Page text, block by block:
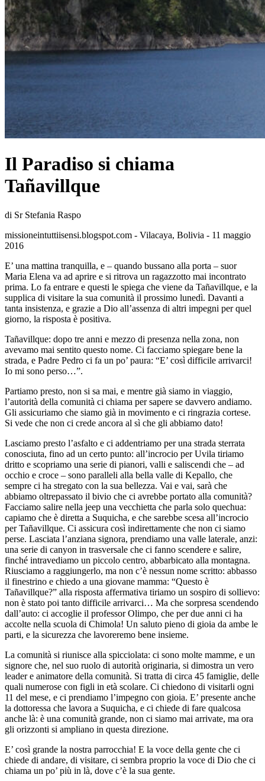
Il Paradiso si chiama
Tañavillque
di Sr Stefania Raspo
missioneintuttiisensi.blogspot.com - Vilacaya, Bolivia - 11 maggio
2016
E’ una mattina tranquilla, e – quando bussano alla porta – suor
Maria Elena va ad aprire e si ritrova un ragazzotto mai incontrato
prima. Lo fa entrare e questi le spiega che viene da Tañavillque, e la
supplica di visitare la sua comunità il prossimo lunedì. Davanti a
tanta insistenza, e grazie a Dio all’assenza di altri impegni per quel
giorno, la risposta è positiva.
Tañavillque: dopo tre anni e mezzo di presenza nella zona, non
avevamo mai sentito questo nome. Ci facciamo spiegare bene la
strada, e Padre Pedro ci fa un po’ paura: “E’ così difficile arrivarci!
Io mi sono perso…”.
Partiamo presto, non si sa mai, e mentre già siamo in viaggio,
l’autorità della comunità ci chiama per sapere se davvero andiamo.
Gli assicuriamo che siamo già in movimento e ci ringrazia cortese.
Si vede che non ci crede ancora al sì che gli abbiamo dato!
Lasciamo presto l’asfalto e ci addentriamo per una strada sterrata
conosciuta, fino ad un certo punto: all’incrocio per Uvila tiriamo
dritto e scopriamo una serie di pianori, valli e saliscendi che – ad
occhio e croce – sono paralleli alla bella valle di Kepallo, che
sempre ci ha stregato con la sua bellezza. Vai e vai, sarà che
abbiamo oltrepassato il bivio che ci avrebbe portato alla comunità?
Facciamo salire nella jeep una vecchietta che parla solo quechua:
capiamo che è diretta a Suquicha, e che sarebbe scesa all’incrocio
per Tañavillque. Ci assicura così indirettamente che non ci siamo
perse. Lasciata l’anziana signora, prendiamo una valle laterale, anzi:
una serie di canyon in trasversale che ci fanno scendere e salire,
finché intravediamo un piccolo centro, abbarbicato alla montagna.
Riusciamo a raggiungerlo, ma non c’è nessun nome scritto: abbasso
il finestrino e chiedo a una giovane mamma: “Questo è
Tañavillque?” alla risposta affermativa tiriamo un sospiro di sollievo:
non è stato poi tanto difficile arrivarci… Ma che sorpresa scendendo
dall’auto: ci accoglie il professor Olimpo, che per due anni ci ha
accolte nella scuola di Chimola! Un saluto pieno di gioia da ambe le
parti, e la sicurezza che lavoreremo bene insieme.
La comunità si riunisce alla spicciolata: ci sono molte mamme, e un
signore che, nel suo ruolo di autorità originaria, si dimostra un vero
leader e animatore della comunità. Si tratta di circa 45 famiglie, delle
quali numerose con figli in età scolare. Ci chiedono di visitarli ogni
11 del mese, e ci prendiamo l’impegno con gioia. E’ presente anche
la dottoressa che lavora a Suquicha, e ci chiede di fare qualcosa
anche là: è una comunità grande, non ci siamo mai arrivate, ma ora
gli orizzonti si ampliano in questa direzione.
E’ così grande la nostra parrocchia! E la voce della gente che ci
chiede di andare, di visitare, ci sembra proprio la voce di Dio che ci
chiama un po’ più in là, dove c’è la sua gente.